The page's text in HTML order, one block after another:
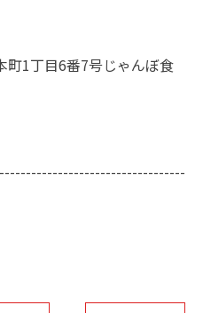
町1丁目6番7号じゃんぼ食